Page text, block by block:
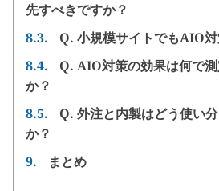
先すべきですか？
8.3.
Q. 小規模サイトでもAIO
8.4.
Q. AIO対策の効果は何で
か？
8.5.
Q. 外注と内製はどう使い
か？
9.
まとめ